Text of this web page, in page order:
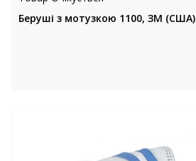
Беруші з мотузкою 1100, ЗМ (США)